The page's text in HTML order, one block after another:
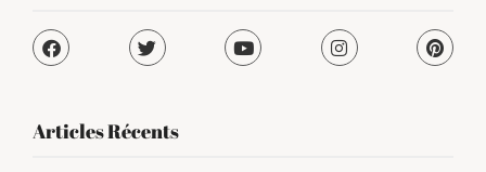
Articles Récents